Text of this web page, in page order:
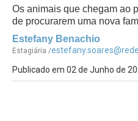
Os animais que chegam ao
de procurarem uma nova
Estefany Benachio
Estagiária /
Publicado em 02 de Junho de